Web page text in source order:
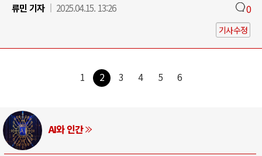
류민 기자
2025.04.15. 13:26 0
기사수정
1 2 3 4 5 6